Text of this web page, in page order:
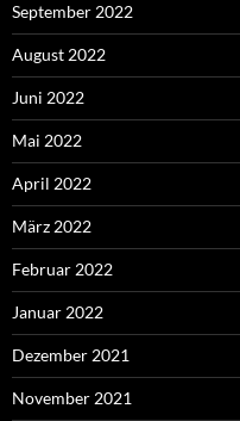
September 2022
August 2022
Juni 2022
Mai 2022
April 2022
März 2022
Februar 2022
Januar 2022
Dezember 2021
November 2021